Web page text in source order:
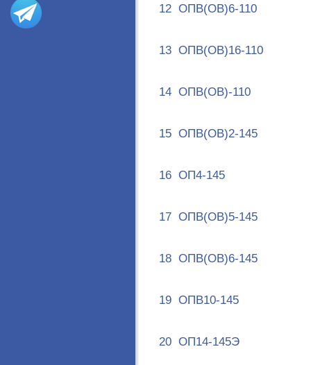
12 ОПВ(ОВ)6-110
13 ОПВ(ОВ)16-110
14 ОПВ(ОВ)-110
15 ОПВ(ОВ)2-145
16 ОП4-145
17 ОПВ(ОВ)5-145
18 ОПВ(ОВ)6-145
19 ОПВ10-145
20 ОП14-145Э